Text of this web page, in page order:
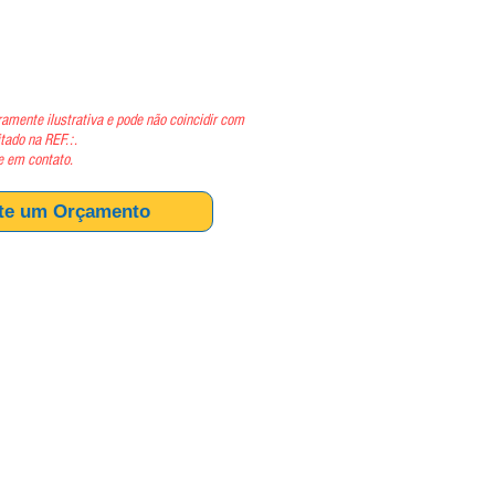
um Orçamento
ilustrativa e pode não coincidir com
na REF.:.
em contato.